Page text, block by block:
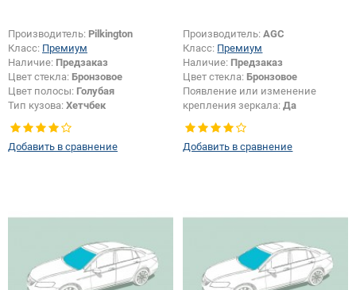
Производитель: Pilkington
Класс: Премиум
Наличие: Предзаказ
Цвет стекла: Бронзовое
Цвет полосы: Голубая
Тип кузова: Хетчбек
Добавить в сравнение
Производитель:AGC
Класс: Премиум
Наличие: Предзаказ
Цвет стекла: Бронзовое
Появление или изменение
крепления зеркала:Да
Добавить в сравнение